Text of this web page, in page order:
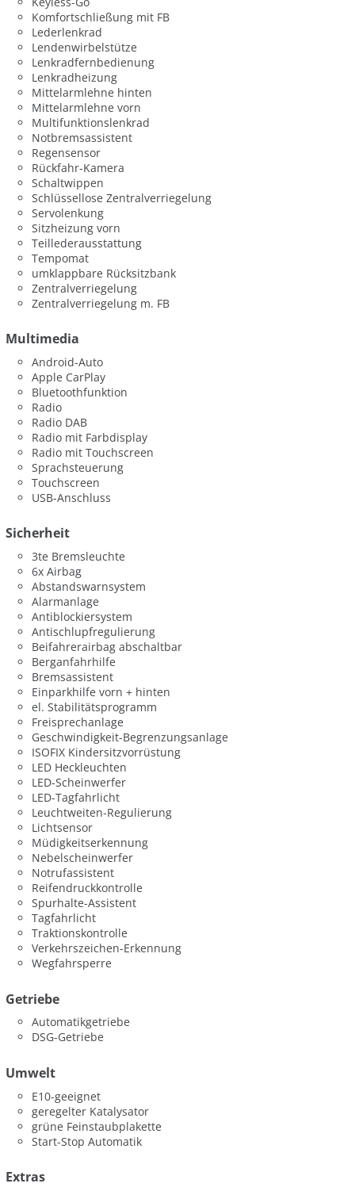
Komfortschließung mit FB
Lederlenkrad
Lendenwirbelstütze
Lenkradfernbedienung
Lenkradheizung
Mittelarmlehne hinten
Mittelarmlehne vorn
Multifunktionslenkrad
Notbremsassistent
Regensensor
Rückfahr-Kamera
Schaltwippen
Schlüssellose Zentralverriegelung
Servolenkung
Sitzheizung vorn
Teillederausstattung
Tempomat
umklappbare Rücksitzbank
Zentralverriegelung
Zentralverriegelung m. FB
Multimedia
Android-Auto
Apple CarPlay
Bluetoothfunktion
Radio
Radio DAB
Radio mit Farbdisplay
Radio mit Touchscreen
Sprachsteuerung
Touchscreen
USB-Anschluss
Sicherheit
3te Bremsleuchte
6x Airbag
Abstandswarnsystem
Alarmanlage
Antiblockiersystem
Antischlupfregulierung
Beifahrerairbag abschaltbar
Berganfahrhilfe
Bremsassistent
Einparkhilfe vorn + hinten
el. Stabilitätsprogramm
Freisprechanlage
Geschwindigkeit-Begrenzungsanlage
ISOFIX Kindersitzvorrüstung
LED Heckleuchten
LED-Scheinwerfer
LED-Tagfahrlicht
Leuchtweiten-Regulierung
Lichtsensor
Müdigkeitserkennung
Nebelscheinwerfer
Notrufassistent
Reifendruckkontrolle
Spurhalte-Assistent
Tagfahrlicht
Traktionskontrolle
Verkehrszeichen-Erkennung
Wegfahrsperre
Getriebe
Automatikgetriebe
DSG-Getriebe
Umwelt
E10-geeignet
geregelter Katalysator
grüne Feinstaubplakette
Start-Stop Automatik
Extras